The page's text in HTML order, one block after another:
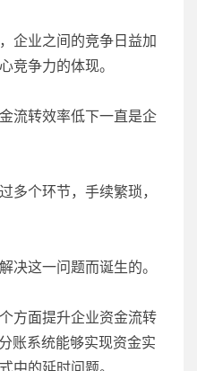
企业之间的竞争日益加
竞争力的体现。
流转效率低下一直是企
多个环节，手续繁琐，
决这一问题而诞生的。
方面提升企业资金流转
账系统能够实现资金实
中的延时问题。